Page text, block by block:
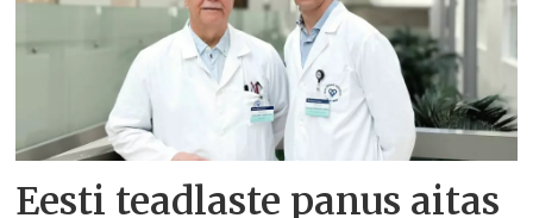
Eesti teadlaste panus aitas